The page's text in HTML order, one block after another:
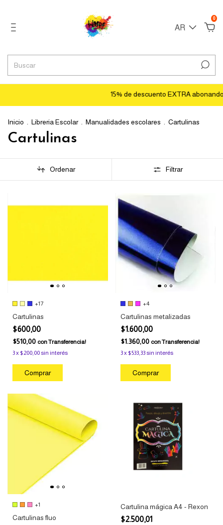
AR
0
15% de descuento EXTRA abonando
Inicio Libreria Escolar Manualidades escolares Cartulinas
Cartulinas
Ordenar Filtrar
+17
Cartulinas
$600,00
$510,00 conTransferencia!
3x $200,00sin interés
Comprar
+4
Cartulinas metalizadas
$1.600,00
$1.360,00 conTransferencia!
3x $533,33sin interés
Comprar
+1
Cartulinas fluo
Cartulina mágica A4 - Rexon
$2.500,01